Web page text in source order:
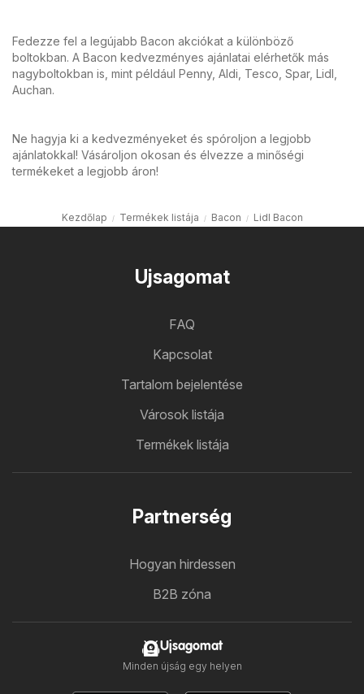
Fedezze fel a legújabb Bacon akciókat a különböző
boltokban. A Bacon kedvezményes ajánlatai elérhetők más
nagyboltokban is, mint például Penny, Aldi, Tesco, Spar, Lidl,
Auchan.
Ne hagyja ki a kedvezményeket és spóroljon a legjobb
ajánlatokkal! Vásároljon okosan és élvezze a minőségi
termékeket a legjobb áron!
Kezdőlap Termékek listája Bacon Lidl Bacon
Ujsagomat
FAQ
Kapcsolat
Tartalom bejelentése
Városok listája
Termékek listája
Partnerség
Hogyan hirdessen
B2B zóna
Ujsagomat
Minden újság egy helyen